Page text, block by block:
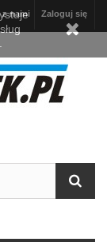
Zaloguj się
z nami